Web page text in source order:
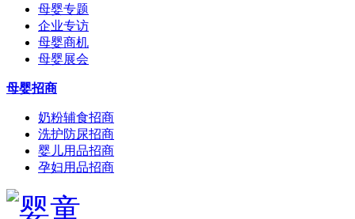
母婴专题
企业专访
母婴商机
母婴展会
母婴招商
奶粉辅食招商
洗护防尿招商
婴儿用品招商
孕妇用品招商